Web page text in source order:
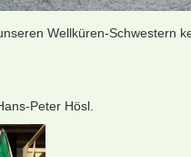
Wellküren-
Peter Hösl.